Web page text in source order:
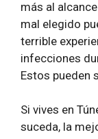
más al
mal elegido
terrible
infecciones
Estos pueden
Si vives en
suceda, la